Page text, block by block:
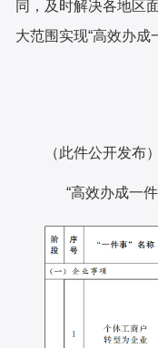
同，及时解决各地区
大范围实现“高效办成
（此件公开发布）
“高效办成一